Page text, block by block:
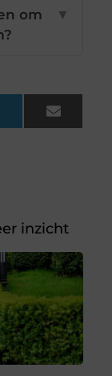
om
▼
Email
inzicht